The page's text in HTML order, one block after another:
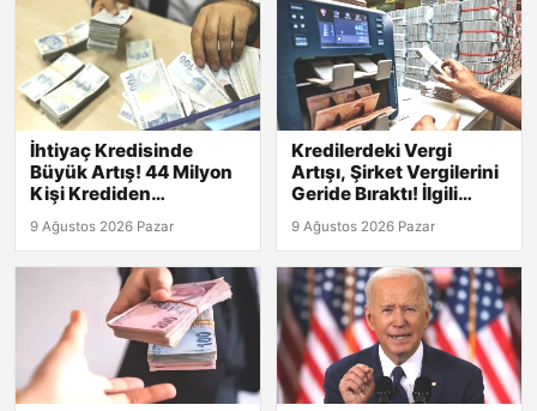
İhtiyaç Kredisinde
Büyük Artış! 44 Milyon
Kişi Krediden
9 Ağustos 2026 Pazar
Kredilerdeki Vergi
Artışı, Şirket Vergilerini
Geride Bıraktı! İlgili
9 Ağustos 2026 Pazar